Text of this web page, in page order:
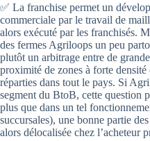
✅ La franchise permet un
commerciale par le travail de
alors exécuté par les franchisés.
des fermes Agriloops un peu
plutôt un arbitrage entre de
proximité de zones à forte
réparties dans tout le pays. Si
segment du BtoB, cette question
plus que dans un tel
succursales), une bonne partie
alors délocalisée chez l’acheteur